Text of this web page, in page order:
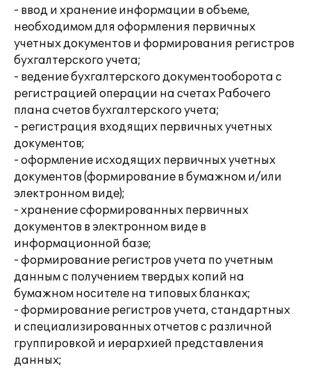
- ввод и хранение информации в объеме,
необходимом для оформления первичных
учетных документов и формирования регистров
бухгалтерского учета;
- ведение бухгалтерского документооборота с
регистрацией операции на счетах Рабочего
плана счетов бухгалтерского учета;
- регистрация входящих первичных учетных
документов;
- оформление исходящих первичных учетных
документов (формирование в бумажном и/или
электронном виде);
- хранение сформированных первичных
документов в электронном виде в
информационной базе;
- формирование регистров учета по учетным
данным с получением твердых копий на
бумажном носителе на типовых бланках;
- формирование регистров учета, стандартных
и специализированных отчетов с различной
группировкой и иерархией представления
данных;